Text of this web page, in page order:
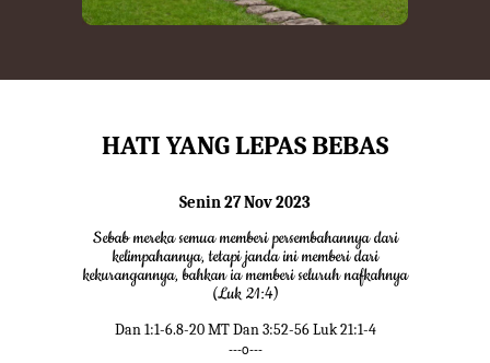
HATI YANG LEPAS BEBAS
Senin 27 Nov 2023
Sebab mereka semua memberi persembahannya dari
kelimpahannya, tetapi janda ini memberi dari
kekurangannya, bahkan ia memberi seluruh nafkahnya
(Luk 21:4)
Dan 1:1-6.8-20 MT Dan 3:52-56 Luk 21:1-4
---o---